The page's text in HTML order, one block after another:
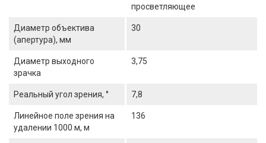
просветляющее
Диаметр объектива
(апертура), мм
30
Диаметр выходного
зрачка
3,75
Реальный угол зрения, ° 7,8
Линейное поле зрения на
удалении 1000 м, м
136